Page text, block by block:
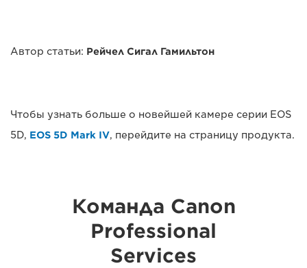
Автор статьи: Рейчел Сигал Гамильтон
Чтобы узнать больше о новейшей камере серии EOS
5D, EOS 5D Mark IV, перейдите на страницу продукта.
Команда Canon
Professional
Services